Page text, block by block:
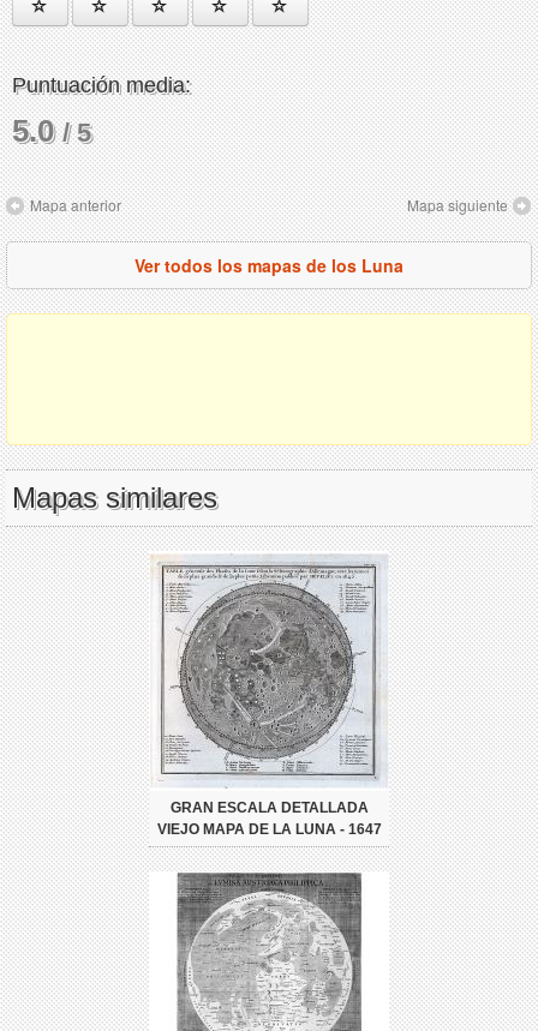
Puntuación media:
5.0/ 5
Mapa anterior Mapa siguiente
Ver todos los mapas de los Luna
Mapas similares
GRAN ESCALA DETALLADA
VIEJO MAPA DE LA LUNA - 1647